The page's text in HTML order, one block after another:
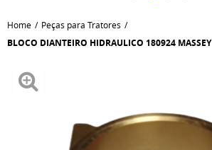
Home Peças para Tratores
BLOCO DIANTEIRO HIDRAULICO 180924 MASSEY